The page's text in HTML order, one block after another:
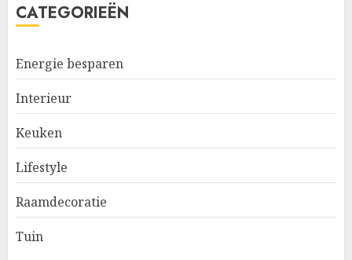
CATEGORIEËN
Energie besparen
Interieur
Keuken
Lifestyle
Raamdecoratie
Tuin